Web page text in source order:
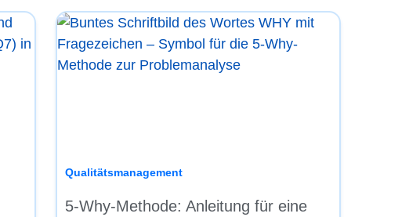
Qualitätsmanagement
5-Why-Methode: Anleitung für eine